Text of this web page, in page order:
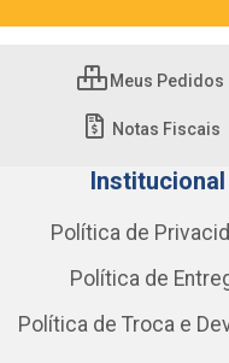
Meus Pedidos
Notas Fiscais
Institucional
Política de
Política de
Política de Troca e